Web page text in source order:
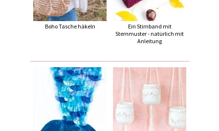
Boho Tasche häkeln
Ein Stirnband mit
Sternmuster - natürlich mit
Anleitung